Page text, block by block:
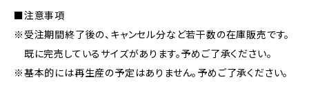
■注意事項
※受注期間終了後の、キャンセル分など若干数の在庫販売です。
既に完売しているサイズがあります。予めご了承ください。
※基本的には再生産の予定はありません。予めご了承ください。